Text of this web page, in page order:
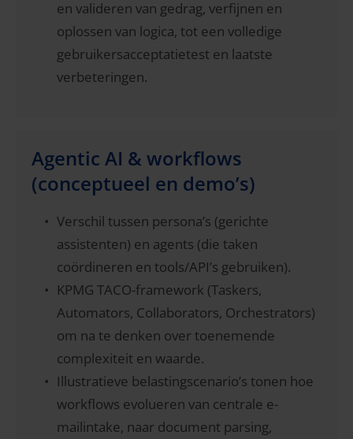
en valideren van gedrag, verfijnen en
oplossen van logica, tot een volledige
gebruikersacceptatietest en laatste
verbeteringen.
Agentic AI & workflows
(conceptueel en demo’s)
Verschil tussen persona’s (gerichte
assistenten) en agents (die taken
coördineren en tools/API’s gebruiken).
KPMG TACO-framework (Taskers,
Automators, Collaborators, Orchestrators)
om na te denken over toenemende
complexiteit en waarde.
Illustratieve belastingscenario’s tonen hoe
workflows evolueren van centrale e-
mailintake, naar document parsing,